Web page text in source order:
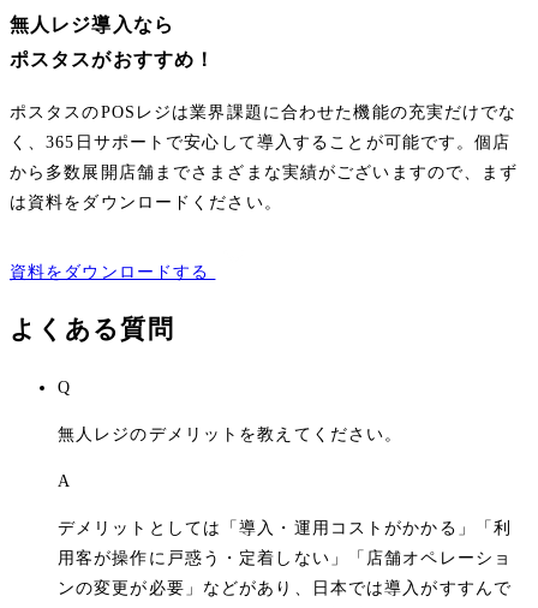
無人レジ導入なら
ポスタスがおすすめ！
ポスタスのPOSレジは業界課題に合わせた機能の充実だけでな
く、365日サポートで安心して導入することが可能です。個店
から多数展開店舗までさまざまな実績がございますので、まず
は資料をダウンロードください。
資料をダウンロードする
よくある質問
Q
無人レジのデメリットを教えてください。
A
デメリットとしては「導入・運用コストがかかる」「利
用客が操作に戸惑う・定着しない」「店舗オペレーショ
ンの変更が必要」などがあり、日本では導入がすすんで